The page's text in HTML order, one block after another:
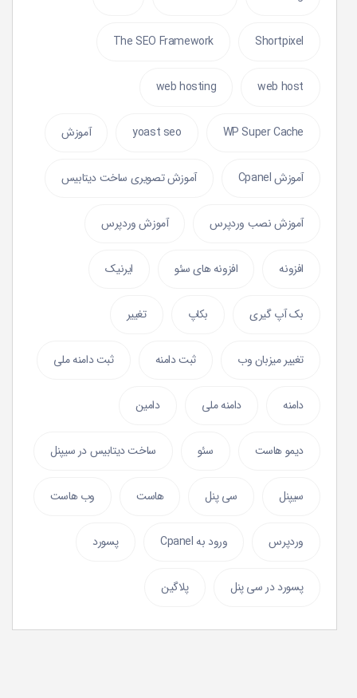
Shortpixel
The SEO Framework
web host
web hosting
WP Super Cache
yoast seo آموزش
آموزش Cpanel آموزش تصویری ساخت دیتابیس
آموزش نصب وردپرس آموزش وردپرس
افزونه افزونه های سئو ایرنیک
بک آپ گیری بکاپ تغییر
تغییر میزبان وب ثبت دامنه ثبت دامنه ملی
دامنه دامنه ملی دامین
دیمو هاست سئو ساخت دیتابیس در سیپنل
سیپنل سی پنل هاست وب هاست
وردپرس ورود به Cpanel پسورد
پسورد در سی پنل پلاگین